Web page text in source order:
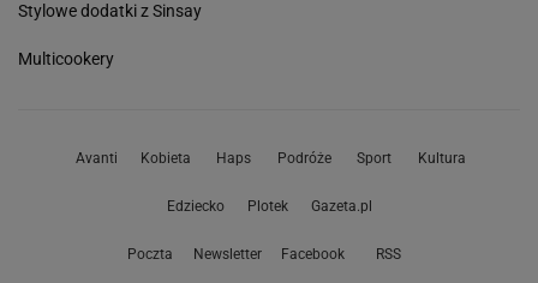
Stylowe dodatki z Sinsay
Multicookery
Avanti Kobieta Haps Podróże Sport Kultura
Edziecko Plotek Gazeta.pl
Poczta Newsletter Facebook RSS